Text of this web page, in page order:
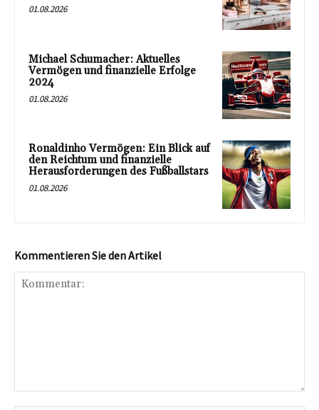
01.08.2026
Michael Schumacher: Aktuelles
Vermögen und finanzielle Erfolge
2024
01.08.2026
Ronaldinho Vermögen: Ein Blick auf
den Reichtum und finanzielle
Herausforderungen des Fußballstars
01.08.2026
Kommentieren Sie den Artikel